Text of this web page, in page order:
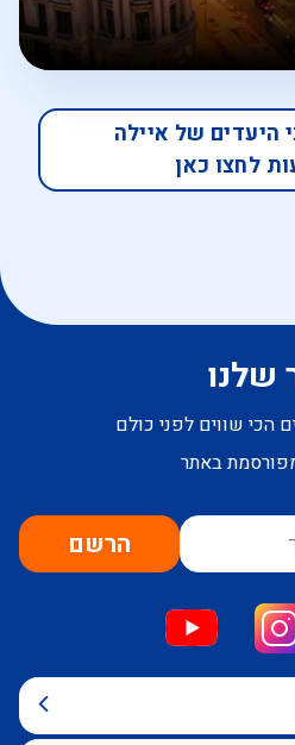
היעדים של איילה
לחצו כאן
שלנו
הכי שווים לפני כולם
באתר
הרשם